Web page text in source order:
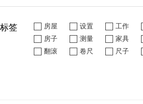
标签 房屋 设置 工作
房子
测量 家具
翻滚
卷尺 尺子